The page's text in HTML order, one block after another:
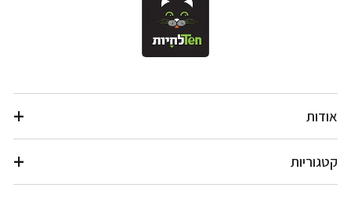
אודות
קטגוריות